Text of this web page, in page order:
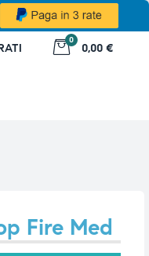
0
0,00 €
Fire Med